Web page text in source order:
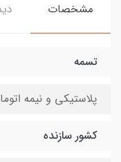
مشخصات
تسمه
پلاستیکی و نیمه
کشور سازنده